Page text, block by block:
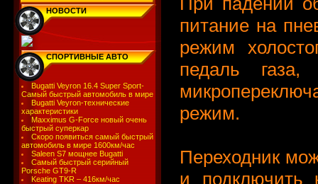
НОВОСТИ
СПОРТИВНЫЕ АВТО
Bugatti Veyron 16.4 Super Sport-
Самый быстрый автомобиль в мире
Bugatti Veyron-технические
характеристики
Maxximus G-Force новый очень
быстрый суперкар
Скоро появиться самый быстрый
автомобиль в мире 1600км/час
Saleen S7 мощнее Bugatti
Самый быстрый серийный
Porsche GT9-R
Keating TKR – 416км/час
питание на
режим
педаль
режим.
Переходник
и подключить